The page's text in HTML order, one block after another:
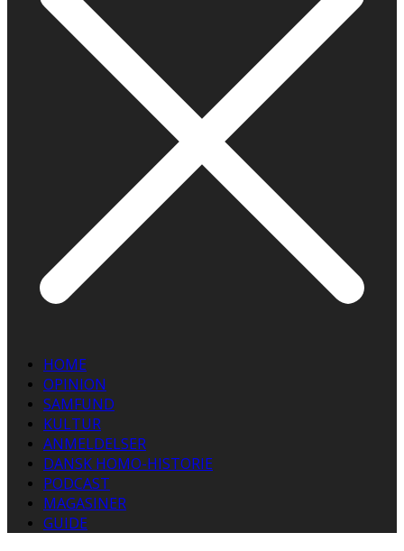
HOME
OPINION
SAMFUND
KULTUR
ANMELDELSER
DANSK HOMO-HISTORIE
PODCAST
MAGASINER
GUIDE